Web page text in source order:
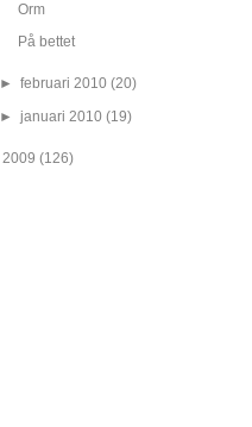
Orm
På bettet
►februari 2010(20)
►januari 2010(19)
2009(126)